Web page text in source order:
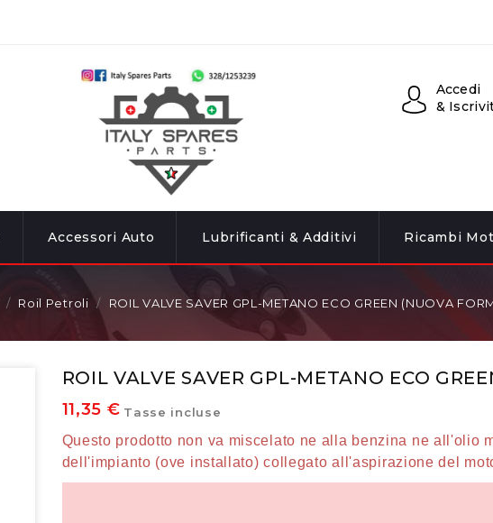
Accedi
&
Accessori Auto Lubrificanti & Additivi Ricambi
Roil Petroli ROIL VALVE SAVER GPL-METANO ECO GREEN (NUOVA
ROIL VALVE SAVER GPL-METANO ECO
11,35 € Tasse incluse
Questo prodotto non va miscelato ne alla benzina ne all'olio
dell'impianto (ove installato) collegato all'aspirazione del